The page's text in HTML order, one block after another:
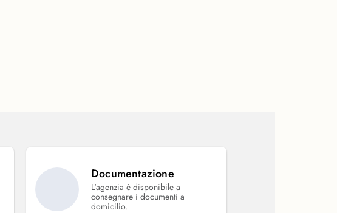
Documentazione
L'agenzia è disponibile a
consegnare i documenti a
domicilio.